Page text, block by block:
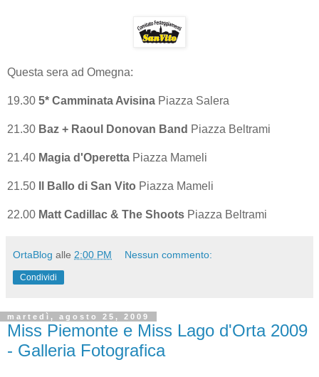
Questa sera ad Omegna:
19.30 5* Camminata Avisina Piazza Salera
21.30 Baz + Raoul Donovan Band Piazza Beltrami
21.40 Magia d'Operetta Piazza Mameli
21.50 Il Ballo di San Vito Piazza Mameli
22.00 Matt Cadillac & The Shoots Piazza Beltrami
OrtaBlog alle 2:00 PM Nessun commento:
Condividi
martedì, agosto 25, 2009
Miss Piemonte e Miss Lago d'Orta 2009
- Galleria Fotografica